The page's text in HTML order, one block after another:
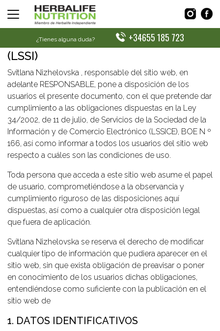
¿Tienes alguna duda? +34655 185 723
AVISO LEGAL
LEY DE LOS SERVICIOS DE LA
SOCIEDAD DE LA INFORMACIÓN
(LSSI)
Svitlana Nizhelovska , responsable del sitio web, en
adelante RESPONSABLE, pone a disposición de los
usuarios el presente documento, con el que pretende dar
cumplimiento a las obligaciones dispuestas en la Ley
34/2002, de 11 de julio, de Servicios de la Sociedad de la
Información y de Comercio Electrónico (LSSICE), BOE N º
166, así como informar a todos los usuarios del sitio web
respecto a cuáles son las condiciones de uso.
Toda persona que acceda a este sitio web asume el papel
de usuario, comprometiéndose a la observancia y
cumplimiento riguroso de las disposiciones aquí
dispuestas, así como a cualquier otra disposición legal
que fuera de aplicación.
Svitlana Nizhelovska se reserva el derecho de modificar
cualquier tipo de información que pudiera aparecer en el
sitio web, sin que exista obligación de preavisar o poner
en conocimiento de los usuarios dichas obligaciones,
entendiéndose como suficiente con la publicación en el
sitio web de
1. DATOS IDENTIFICATIVOS